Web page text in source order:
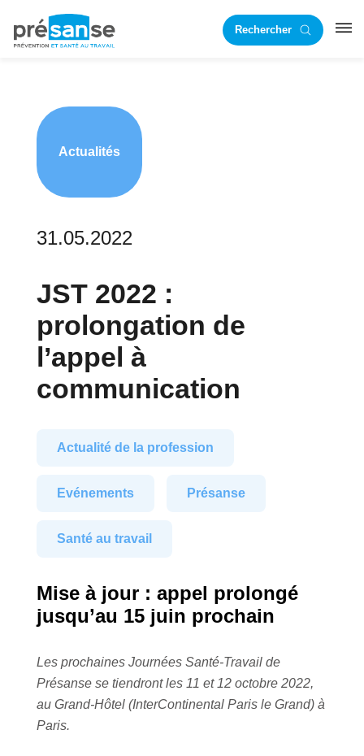
principale
RechercherRST
Actualités
31.05.2022
JST 2022 :
prolongation de
l’appel à
communication
Actualité de la profession
Evénements Présanse
Santé au travail
Mise à jour : appel prolongé
jusqu’au 15 juin prochain
Les prochaines Journées Santé-Travail de
Présanse se tiendront les 11 et 12 octobre 2022,
au Grand-Hôtel (InterContinental Paris le Grand) à
Paris.